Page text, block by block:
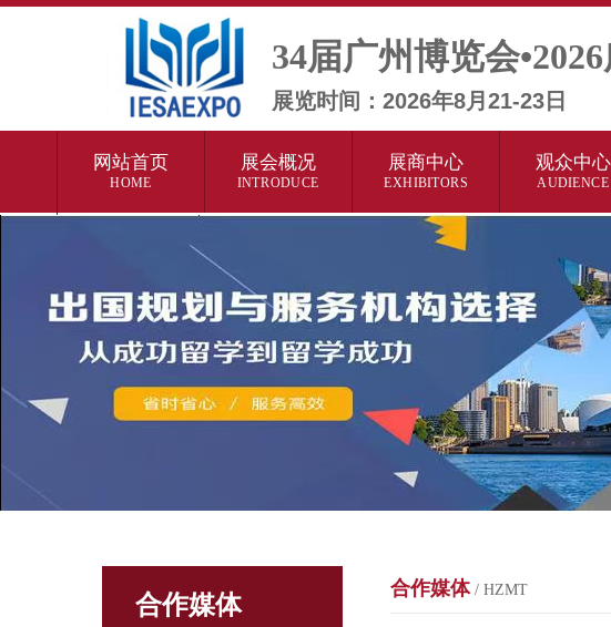
34届广州博览会
展览时间：2026年8月21-23日
网站首页
HOME
展会概况
INTRODUCE
展商中心
EXHIBITORS
观众中心
AUDIENCE
合作媒体
合作媒体/ HZMT